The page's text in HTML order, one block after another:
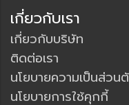
เกี่ยวกับเรา
เกี่ยวกับบริษัท
ติดต่อเรา
นโยบายความเป็นส่วน
นโยบายการใช้คุกกี้